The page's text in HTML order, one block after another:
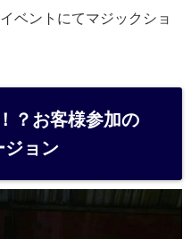
ベントにてマジックショ
？お客様参加の
ジョン